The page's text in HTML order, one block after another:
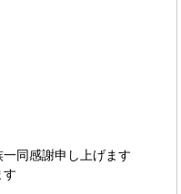
同感謝申し上げます
す